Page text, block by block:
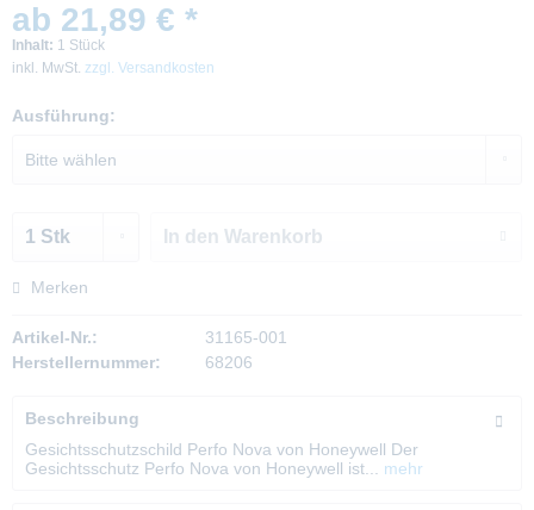
ab 21,89 € *
Inhalt: 1 Stück
inkl. MwSt. zzgl. Versandkosten
Ausführung:
In den Warenkorb
Merken
Artikel-Nr.:
31165-001
Herstellernummer:
68206
Beschreibung
Gesichtsschutzschild Perfo Nova von Honeywell Der
Gesichtsschutz Perfo Nova von Honeywell ist...
mehr